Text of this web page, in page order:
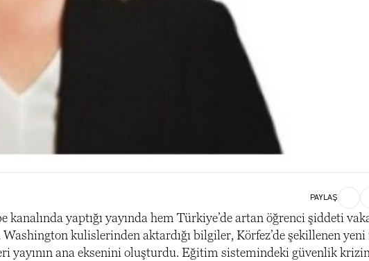
PAYLAŞ
yaptığı yayında hem Türkiye’de artan öğrenci şiddeti
kulislerinden aktardığı bilgiler, Körfez’de şekillenen
yayının ana eksenini oluşturdu. Eğitim sistemindeki güvenlik